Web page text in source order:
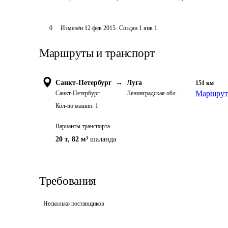
0 Изменён 12 фев 2015. Создан 1 янв 1
Маршруты и транспорт
Санкт-Петербург →
Санкт-Петербург
Луга
Ленинградская обл.
151 км
Маршрут
Кол-во машин: 1
Варианты транспорта
20 т, 82 м³ шаланда
Требования
Несколько поставщиков